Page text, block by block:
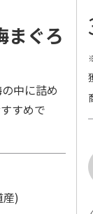
ぐろ
中に詰め
すめで
産)